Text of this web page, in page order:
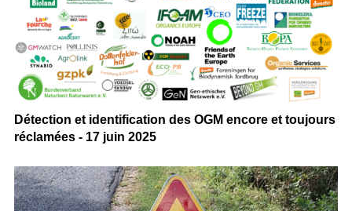
Détection et identification des OGM encore et toujours
réclamées - 17 juin 2025